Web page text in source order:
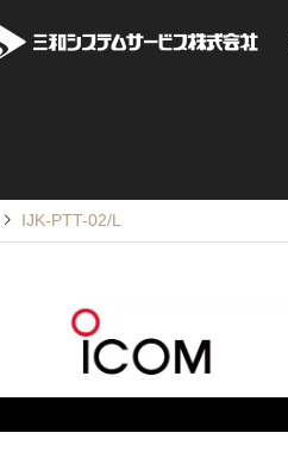
IJK-PTT-02/L